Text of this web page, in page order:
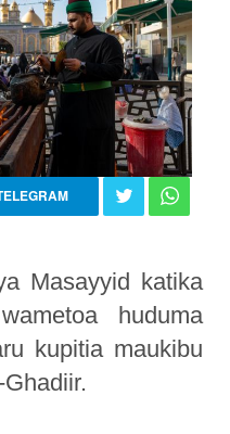
Masayyid katika
huduma
kupitia maukibu